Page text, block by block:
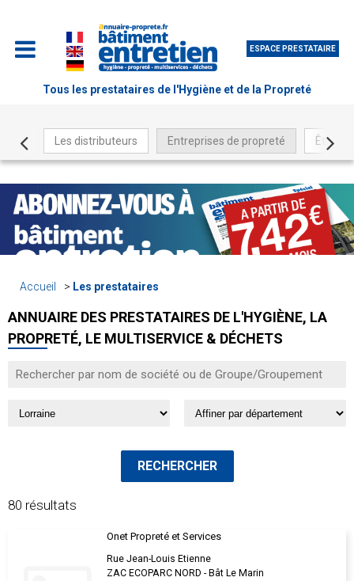
ESPACE PRESTATAIRE
Tous les prestataires de l'Hygiène et de la Propreté
Les distributeurs Entreprises de propreté Être
Accueil Les prestataires
ANNUAIRE DES PRESTATAIRES DE L'HYGIÈNE, LA
PROPRETÉ, LE MULTISERVICE & DÉCHETS
80 résultats
Onet Propreté et Services
Rue Jean-Louis Etienne
ZAC ECOPARC NORD - Bât Le Marin